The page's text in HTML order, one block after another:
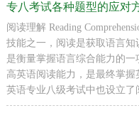
专八考试各种题型的应对
阅读理解 Reading
技能之一，阅读是获取语言
是衡量掌握语言综合能力的
高英语阅读能力，是最终掌握
英语专业八级考试中也设立了